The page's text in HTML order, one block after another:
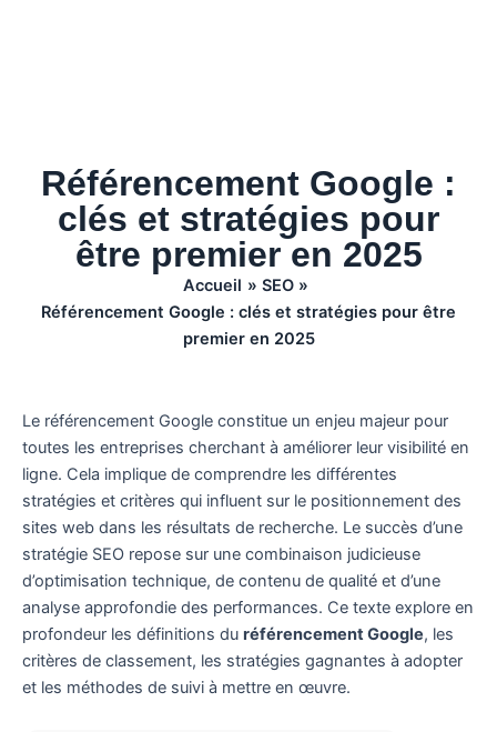
Référencement Google :
clés et stratégies pour
être premier en 2025
Accueil
SEO
Référencement Google : clés et stratégies pour être
premier en 2025
Le référencement Google constitue un enjeu majeur pour
toutes les entreprises cherchant à améliorer leur visibilité en
ligne. Cela implique de comprendre les différentes
stratégies et critères qui influent sur le positionnement des
sites web dans les résultats de recherche. Le succès d’une
stratégie SEO repose sur une combinaison judicieuse
d’optimisation technique, de contenu de qualité et d’une
analyse approfondie des performances. Ce texte explore en
profondeur les définitions du référencement Google, les
critères de classement, les stratégies gagnantes à adopter
et les méthodes de suivi à mettre en œuvre.